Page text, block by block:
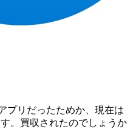
プリだったためか、現在は
。買収されたのでしょうか